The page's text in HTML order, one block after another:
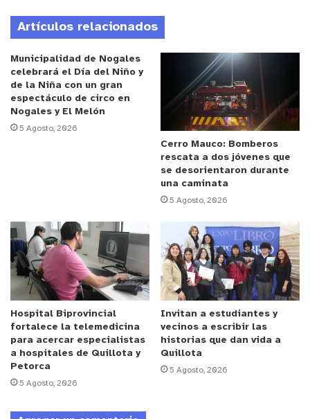
Artículos relacionados
Municipalidad de Nogales
celebrará el Día del Niño y
de la Niña con un gran
espectáculo de circo en
Nogales y El Melón
5 Agosto, 2026
Cerro Mauco: Bomberos
rescata a dos jóvenes que
se desorientaron durante
una caminata
5 Agosto, 2026
Hospital Biprovincial
fortalece la telemedicina
para acercar especialistas
a hospitales de Quillota y
Petorca
5 Agosto, 2026
Invitan a estudiantes y
vecinos a escribir las
historias que dan vida a
Quillota
5 Agosto, 2026